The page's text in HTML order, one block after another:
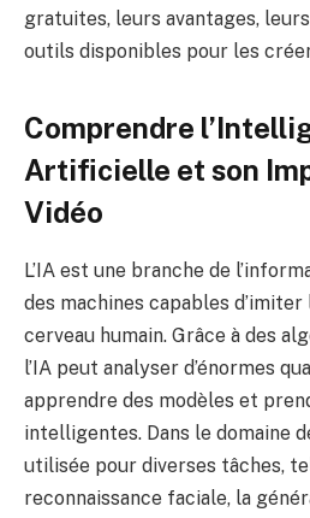
gratuites, leurs avantages,
outils disponibles pour les
Comprendre
Artificielle et son
Vidéo
L’IA est une branche de
des machines capables
cerveau humain. Grâce à des
l’IA peut analyser d’énormes
apprendre des modèles et
intelligentes. Dans le domaine
utilisée pour diverses tâches,
reconnaissance faciale, la